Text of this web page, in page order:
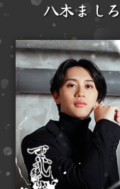
八木ましろ